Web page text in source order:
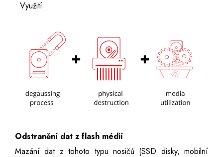
• Využití
Odstranění dat z flash médií
Mazání dat z tohoto typu nosičů (SSD disky, mobilní